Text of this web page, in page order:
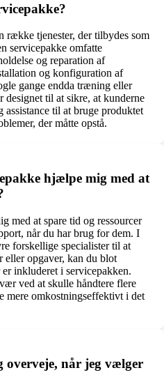
række tjenester, der tilbydes som
servicepakke omfatte
og reparation af
og konfiguration af
gange endda træning eller
designet til at sikre, at kunderne
til at bruge produktet
der måtte opstå.
hjælpe mig med at
med at spare tid og ressourcer
når du har brug for dem. I
forskellige specialister til at
eller opgaver, kan du blot
inkluderet i servicepakken.
ved at skulle håndtere flere
mere omkostningseffektivt i det
overveje, når jeg vælger